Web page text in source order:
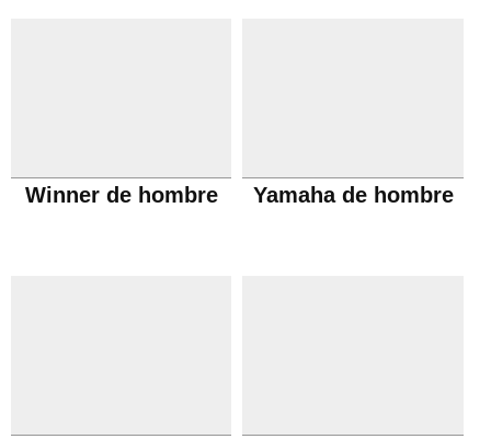
Winner de hombre Yamaha de hombre